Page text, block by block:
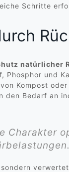
Schritte
natürlicher
Phosphor und
Kompost
den Bedarf an
Charakter